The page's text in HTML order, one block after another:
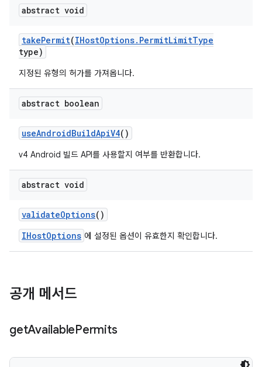
abstract void
takePermit(IHostOptions. PermitLimitType
type)
지정된 유형의 허가를 가져옵니다.
abstract boolean
useAndroidBuildApiV4()
v4 Android 빌드 API를 사용할지 여부를 반환합니다.
abstract void
validateOptions()
IHostOptions 에 설정된 옵션이 유효한지 확인합니다.
공개 메서드
getAvailablePermits